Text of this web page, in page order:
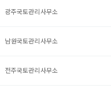
광주국토관리사무소
남원국토관리사무소
전주국토관리사무소